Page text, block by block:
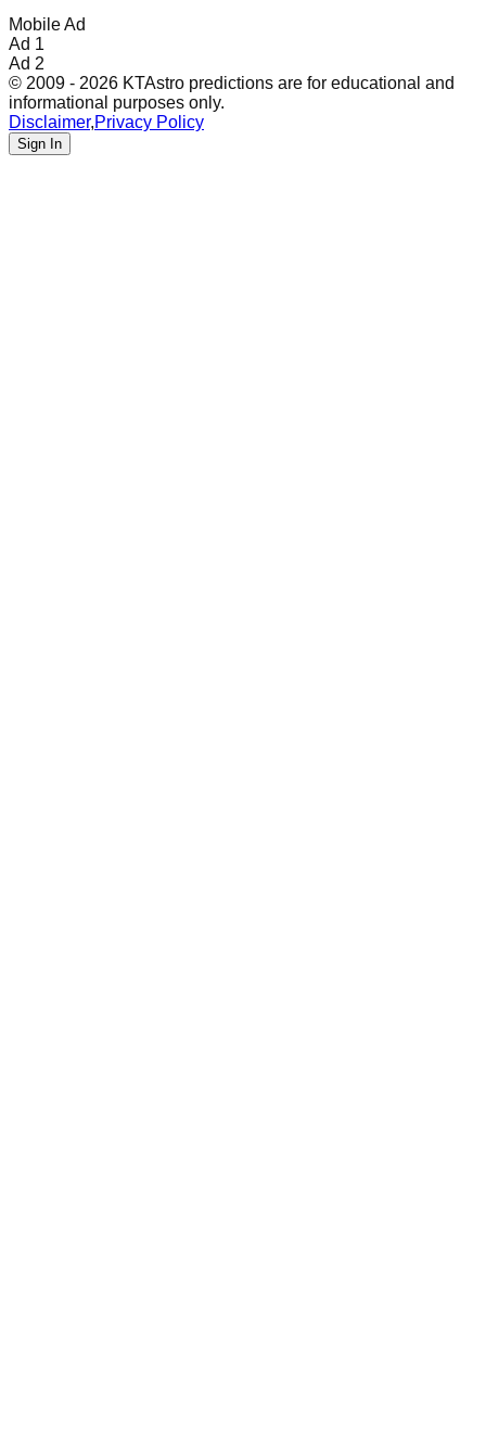
Mobile Ad
Ad 1
Ad 2
© 2009 - 2026 KTAstro predictions are for educational and
informational purposes only.
Disclaimer,Privacy Policy
Sign In